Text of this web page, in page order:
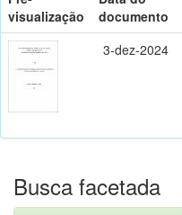
visualização
documento
3-dez-2024
Busca facetada